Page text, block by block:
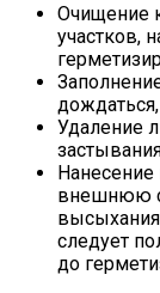
Очищение
участков,
Удаление
внешнюю
следует
до